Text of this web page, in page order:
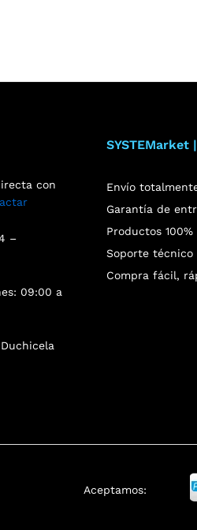
con
–
09:00 a
SYSTEMarket
Envío
Garantía de
Productos
Soporte técnico
Compra fácil,
Aceptamos: